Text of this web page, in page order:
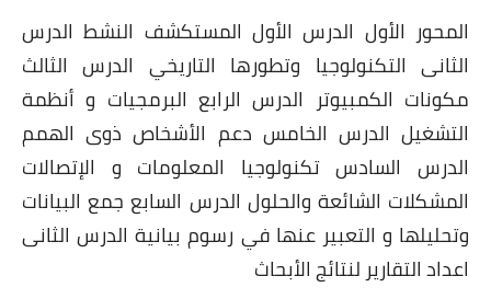
المحور الأول الدرس الأول المستكشف النشط الدرس
الثانى التكنولوجيا وتطورها التاريخي الدرس الثالث
مكونات الكمبيوتر الدرس الرابع البرمجيات و أنظمة
التشغيل الدرس الخامس دعم الأشخاص ذوى الهمم
الدرس السادس تكنولوجيا المعلومات و الإتصالات
المشكلات الشائعة والحلول الدرس السابع جمع البيانات
وتحليلها و التعبير عنها في رسوم بيانية الدرس الثانى
اعداد التقارير لنتائج الأبحاث